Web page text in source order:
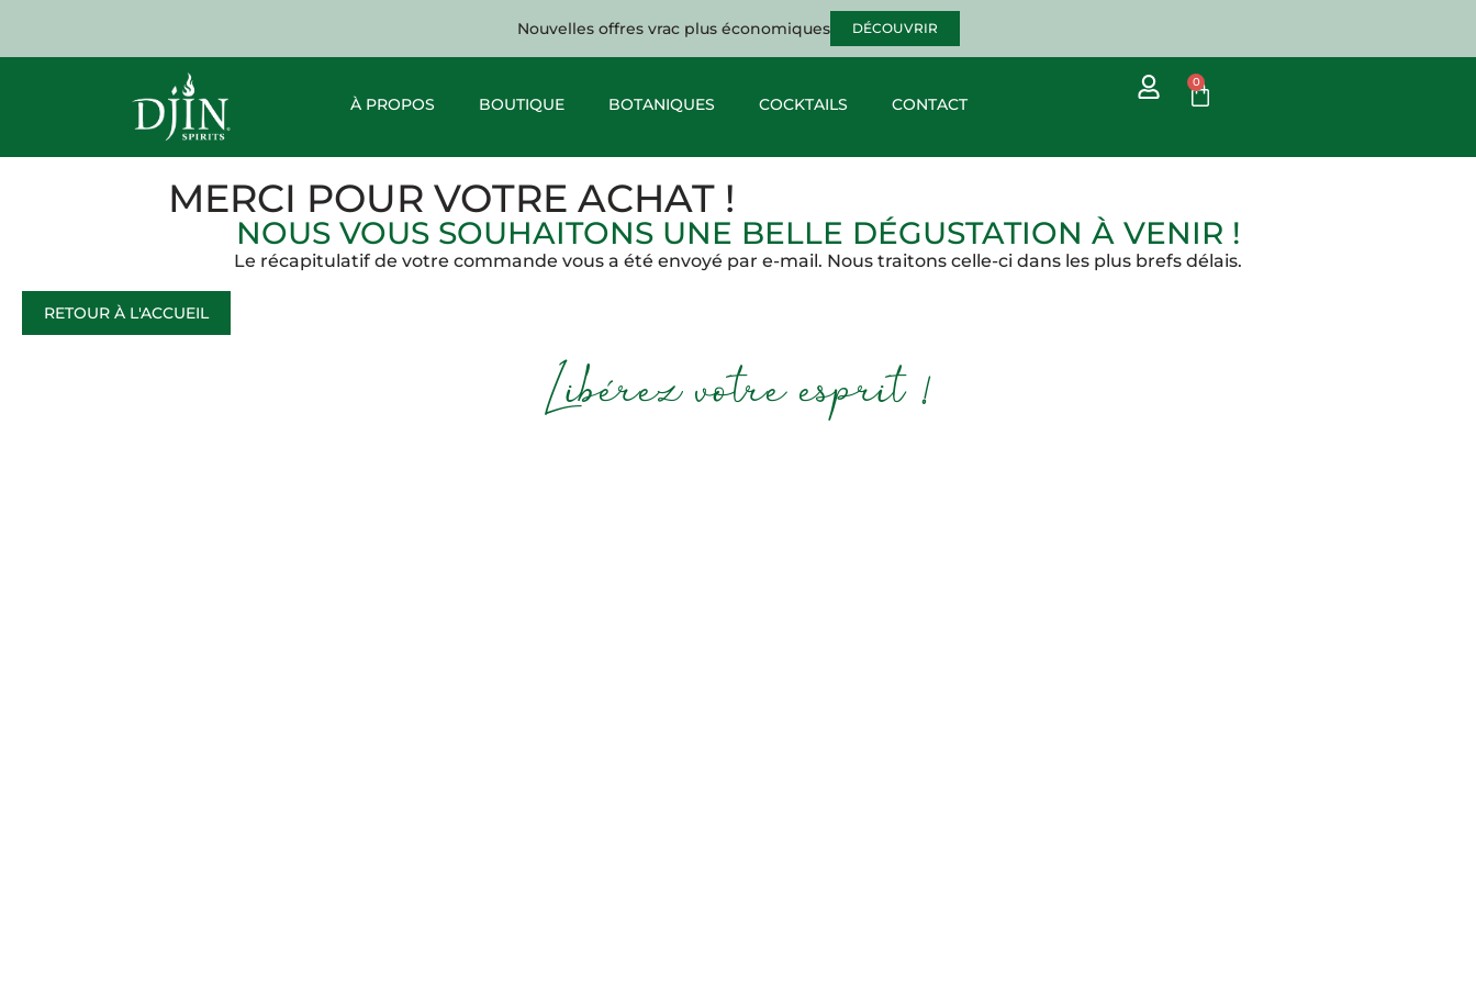
Nouvelles offres vrac plus économiques DÉCOUVRIR
À PROPOS BOUTIQUE BOTANIQUES COCKTAILS CONTACT
0
MERCI POUR VOTRE ACHAT !
NOUS VOUS SOUHAITONS UNE BELLE DÉGUSTATION À VENIR !
Le récapitulatif de votre commande vous a été envoyé par e-mail. Nous traitons celle-ci dans les plus brefs délais.
RETOUR À L'ACCUEIL
Libérez votre esprit !